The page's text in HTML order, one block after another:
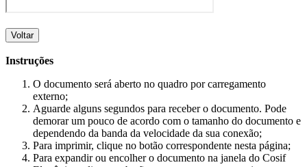
Voltar
Instruções
O documento será aberto no quadro por carregamento
externo;
Aguarde alguns segundos para receber o documento. Pode
demorar um pouco de acordo com o tamanho do documento e
dependendo da banda da velocidade da sua conexão;
Para imprimir, clique no botão correspondente nesta página;
Para expandir ou encolher o documento na janela do Cosif